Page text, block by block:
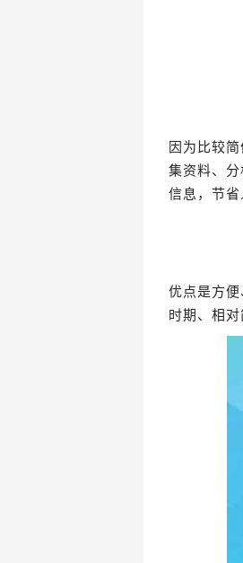
因为比较
集资料、
信息，节省
优点是方
时期、相对